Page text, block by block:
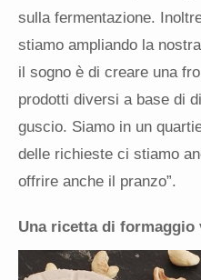
sulla fermentazione.
stiamo ampliando la
il sogno è di creare una
prodotti diversi a base di
guscio. Siamo in un
delle richieste ci stiamo
offrire anche il pranzo”.
Una ricetta di formaggio